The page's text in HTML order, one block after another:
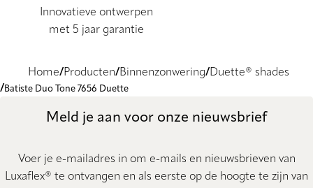
Innovatieve ontwerpen
met 5 jaar garantie
Home Producten Binnenzonwering Duette® shades
Batiste Duo Tone 7656 Duette
Meld je aan voor onze nieuwsbrief
Voer je e-mailadres in om e-mails en nieuwsbrieven van
Luxaflex® te ontvangen en als eerste op de hoogte te zijn van